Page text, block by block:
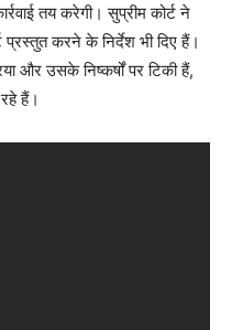
तय करेगी। सुप्रीम कोर्ट ने
प्रस्तुत करने के निर्देश भी दिए हैं।
और उसके निष्कर्षों पर टिकी हैं,
हैं।